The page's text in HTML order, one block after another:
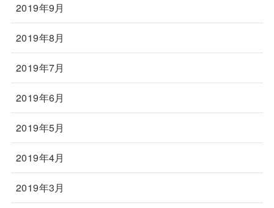
2019年9月
2019年8月
2019年7月
2019年6月
2019年5月
2019年4月
2019年3月